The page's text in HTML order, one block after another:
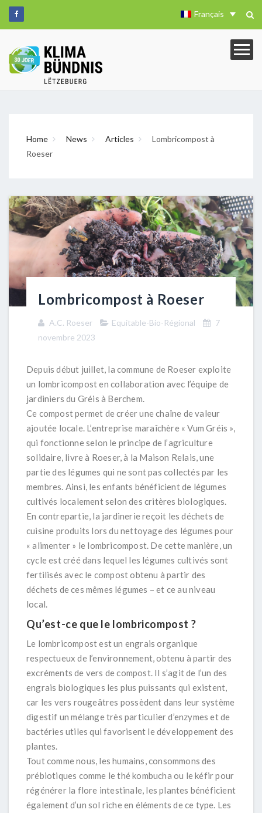
Français
Home News Articles
Lombricompost à
Roeser
Lombricompost à Roeser
A.C. Roeser Equitable-Bio-Régional
7
novembre 2023
Depuis début juillet, la commune de Roeser exploite
un lombricompost en collaboration avec l’équipe de
jardiniers du Gréis à Berchem.
Ce compost permet de créer une chaîne de valeur
ajoutée locale. L’entreprise maraîchère « Vum Gréis »,
qui fonctionne selon le principe de l’agriculture
solidaire, livre à Roeser, à la Maison Relais, une
partie des légumes qui ne sont pas collectés par les
membres. Ainsi, les enfants bénéficient de légumes
cultivés localement selon des critères biologiques.
En contrepartie, la jardinerie reçoit les déchets de
cuisine produits lors du nettoyage des légumes pour
« alimenter » le lombricompost. De cette manière, un
cycle est créé dans lequel les légumes cultivés sont
fertilisés avec le compost obtenu à partir des
déchets de ces mêmes légumes – et ce au niveau
local.
Qu’est-ce que le lombricompost ?
Le lombricompost est un engrais organique
respectueux de l’environnement, obtenu à partir des
excréments de vers de compost. Il s’agit de l’un des
engrais biologiques les plus puissants qui existent,
car les vers rougeâtres possèdent dans leur système
digestif un mélange très particulier d’enzymes et de
bactéries utiles qui favorisent le développement des
plantes.
Tout comme nous, les humains, consommons des
prébiotiques comme le thé kombucha ou le kéfir pour
régénérer la flore intestinale, les plantes bénéficient
également d’un sol riche en éléments de ce type. Les